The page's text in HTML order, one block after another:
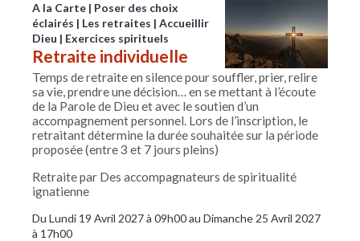
A la Carte
Poser des choix
éclairés
Les retraites
Accueillir
Dieu
Exercices spirituels
Retraite individuelle
Temps de retraite en silence pour souffler, prier, relire
sa vie, prendre une décision… en se mettant à l’écoute
de la Parole de Dieu et avec le soutien d’un
accompagnement personnel. Lors de l’inscription, le
retraitant détermine la durée souhaitée sur la période
proposée (entre 3 et 7 jours pleins)
Retraite par Des accompagnateurs de spiritualité
ignatienne
Du Lundi 19 Avril 2027 à 09h00 au Dimanche 25 Avril 2027
à 17h00